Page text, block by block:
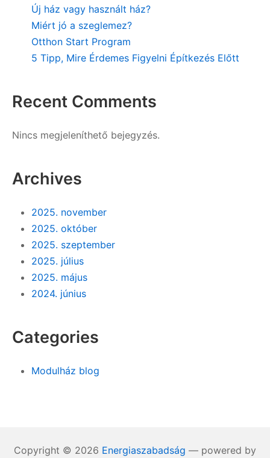
Új ház vagy használt ház?
Miért jó a szeglemez?
Otthon Start Program
5 Tipp, Mire Érdemes Figyelni Építkezés Előtt
Recent Comments
Nincs megjeleníthető bejegyzés.
Archives
2025. november
2025. október
2025. szeptember
2025. július
2025. május
2024. június
Categories
Modulház blog
Copyright © 2026 Energiaszabadság — powered by